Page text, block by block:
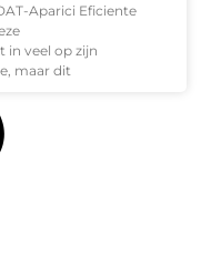
Aparici Eficiente
in veel op zijn
maar dit